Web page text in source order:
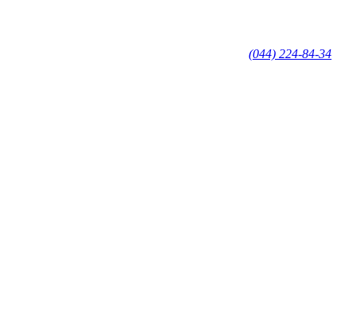
(044) 224-84-34